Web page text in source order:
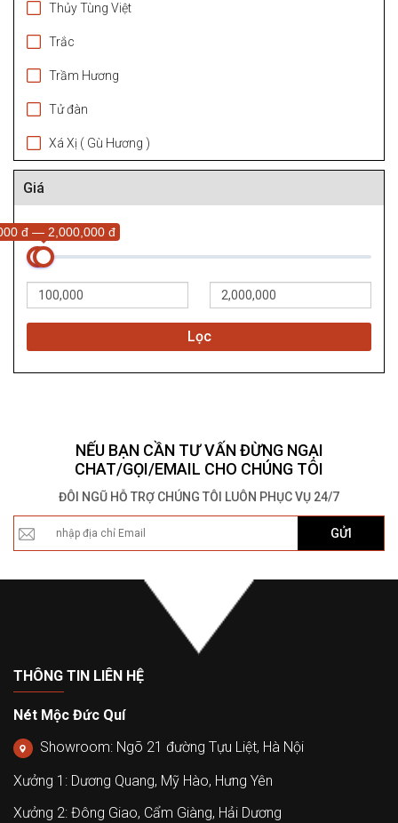
Thủy Tùng Việt
Trắc
Trầm Hương
Tử đàn
Xá Xị ( Gù Hương )
Giá
đ — 2,000,000 đ
Lọc
NẾU BẠN CẦN TƯ VẤN ĐỪNG NGẠI
CHAT/GỌI/EMAIL CHO CHÚNG TÔI
ĐÔI NGŨ HỖ TRỢ CHÚNG TÔI LUÔN PHỤC VỤ 24/7
GỬI
THÔNG TIN LIÊN HỆ
Nét Mộc Đức Quí
Showroom: Ngõ 21 đường Tựu Liệt, Hà Nội
Xưởng 1: Dương Quang, Mỹ Hào, Hưng Yên
Xưởng 2: Đông Giao, Cẩm Giàng, Hải Dương